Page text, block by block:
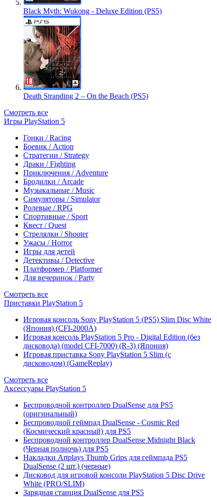
Black Myth: Wukong - Deluxe Edition (PS5)
Death Stranding 2 – On the Beach (PS5)
Смотреть все
Игры PlayStation 5
Гонки / Racing
Боевик / Action
Стратегии / Strategy
Драки / Fighting
Приключения / Adventure
Бродилки / Arcade
Музыкальные / Music
Симуляторы / Simulator
Ролевые / RPG
Спортивные / Sport
Квест / Quest
Стрелялки / Shooter
Ужасы / Horror
Игры для детей
Детективы / Detective
Платформер / Platformer
Для вечеринок / Party
Смотреть все
Приставки PlayStation 5
Игровая консоль Sony PlayStation 5 (PS5) Slim Disc White
(Япония) (CFI-2000A)
Игровая консоль PlayStation 5 Pro - Digital Edition (без
дисковода) (model CFI-7000) (R-3) (Япония)
Игровая приставка Sony PlayStation 5 Slim (с
дисководом) (GameReplay)
Смотреть все
Аксессуары PlayStation 5
Беспроводной контроллер DualSense для PS5
(оригинальный)
Беспроводной геймпад DualSense - Cosmic Red
(Космический красный) для PS5
Беспроводной контроллер DualSense Midnight Black
(Черная полночь) для PS5
Накладки Artplays Thumb Grips для геймпада PS5
DualSense (2 шт.) (черные)
Дисковод для игровой консоли PlayStation 5 Disc Drive
White (PRO/SLIM)
Зарядная станция DualSense для PS5